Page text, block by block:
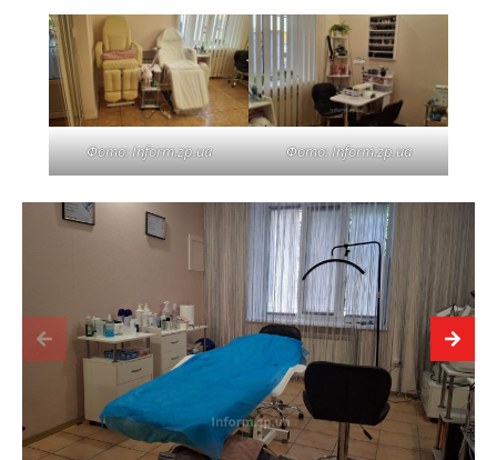
Фото: Inform.zp.ua Фото: Inform.zp.ua